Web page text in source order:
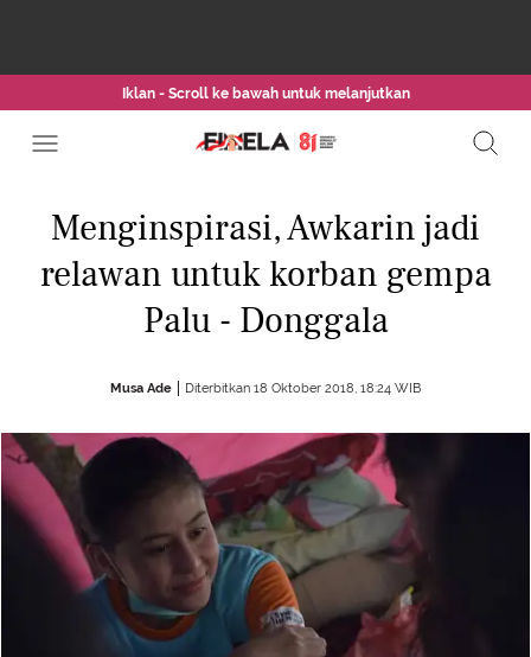
Iklan - Scroll ke bawah untuk melanjutkan
Menginspirasi, Awkarin jadi
relawan untuk korban gempa
Palu - Donggala
Musa Ade Diterbitkan 18 Oktober 2018, 18:24 WIB